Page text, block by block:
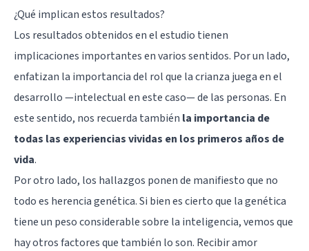
¿Qué implican estos resultados?
Los resultados obtenidos en el estudio tienen
implicaciones importantes en varios sentidos. Por un lado,
enfatizan la importancia del rol que la crianza juega en el
desarrollo —intelectual en este caso— de las personas. En
este sentido, nos recuerda también la importancia de
todas las experiencias vividas en los primeros años de
vida.
Por otro lado, los hallazgos ponen de manifiesto que no
todo es herencia genética. Si bien es cierto que la genética
tiene un peso considerable sobre la inteligencia, vemos que
hay otros factores que también lo son. Recibir amor